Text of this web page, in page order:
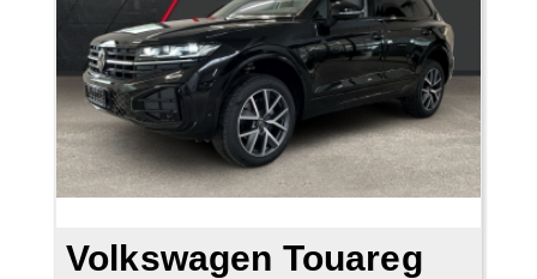
Volkswagen Touareg